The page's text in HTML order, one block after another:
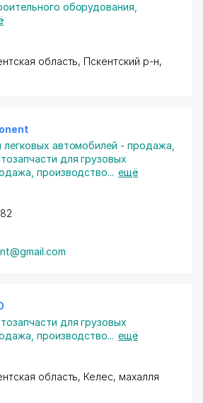
оборудования,
область, Пскентский р-н,
легковых автомобилей - продажа,
для грузовых
производство... ещё
для грузовых
производство... ещё
область, Келес, махалля